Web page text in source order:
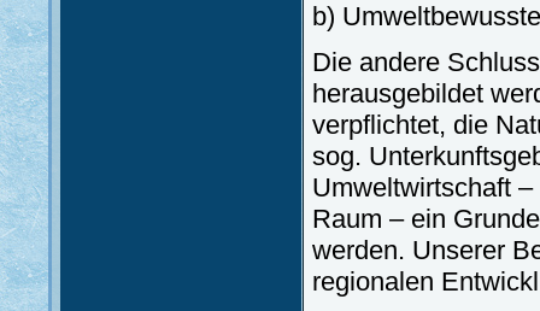
b)
Die andere
herausgebildet
verpflichtet, die
sog.
Umweltwirtschaft
Raum – ein
werden. Unserer
regionalen